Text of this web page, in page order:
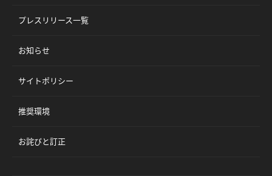
プレスリリース一覧
お知らせ
サイトポリシー
推奨環境
お詫びと訂正